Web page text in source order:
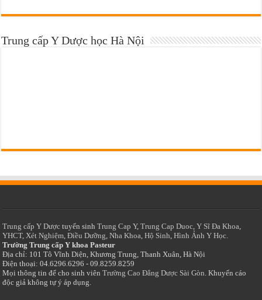
Trung cấp Y Dược học Hà Nội
Trung cấp Y Dược tuyển sinhTrung Cap Y,Trung Cap Duoc,Y Sĩ Đa Khoa,
YHCT,Xét Nghiệm,Điều Dưỡng,Nha Khoa,Hộ Sinh,Hình Ảnh Y Học.
Trường Trung cấp Y khoa Pasteur
Địa chỉ: 101 Tô Vĩnh Diện, Khương Trung, Thanh Xuân, Hà Nội
Điện thoại: 04.6296.6296 - 09.8259.8259
Mọi thông tin để cho sinh viênTrường Cao Đẳng Dược Sài Gòn. Khuyến cáo
độc giả không tự ý áp dụng.